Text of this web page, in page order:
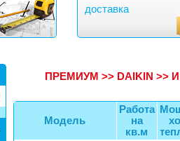
доставка
ПРЕМИУМ >> DAIKIN >>
Модель
Работа
на
кв.м